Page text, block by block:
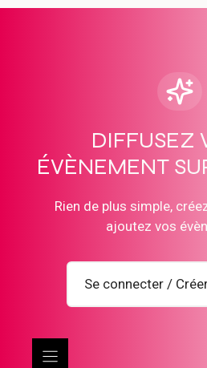
DIFFUSEZ
ÉVÈNEMENT
Rien de plus simple,
ajoutez vos
Se connecter /